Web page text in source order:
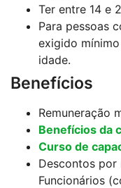
Ter entre 14 e
Para pessoas
exigido
idade.
Benefícios
Remuneração
Benefícios da
Curso de
Descontos por
Funcionários